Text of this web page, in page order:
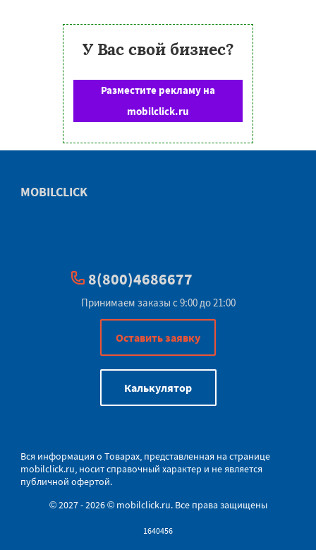
У Вас свой бизнес?
Разместите рекламу на
mobilclick.ru
MOBILCLICK
8(800)4686677
Принимаем заказы с 9:00 до 21:00
Оставить заявку
Калькулятор
Вся информация о Товарах, представленная на странице
mobilclick.ru, носит справочный характер и не является
публичной офертой.
© 2027 - 2026 © mobilclick.ru. Все права защищены
1640456